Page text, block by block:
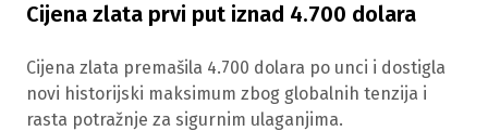
Cijena zlata prvi put iznad 4.700 dolara
Cijena zlata premašila 4.700 dolara po unci i dostigla
novi historijski maksimum zbog globalnih tenzija i
rasta potražnje za sigurnim ulaganjima.